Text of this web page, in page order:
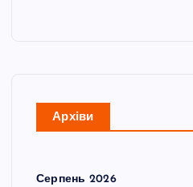
Архіви
Серпень 2026